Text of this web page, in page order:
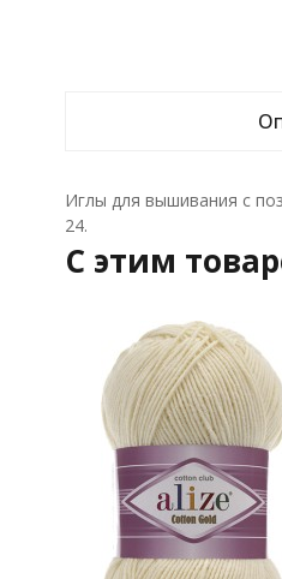
Иглы для вышивания с
24.
C этим